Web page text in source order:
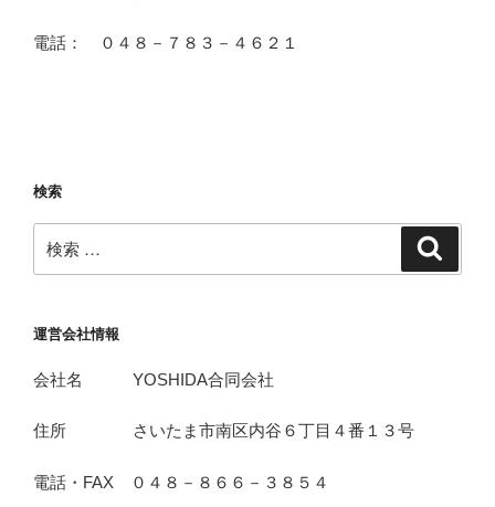
電話： ０４８－７８３－４６２１
検索
索:
運営会社情報
会社名 YOSHIDA合同会社
住所 さいたま市南区内谷６丁目４番１３号
電話・FAX ０４８－８６６－３８５４